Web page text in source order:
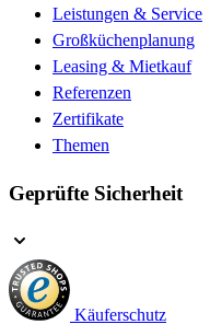
Leistungen & Service
Großküchenplanung
Leasing & Mietkauf
Referenzen
Zertifikate
Themen
Geprüfte Sicherheit
Käuferschutz